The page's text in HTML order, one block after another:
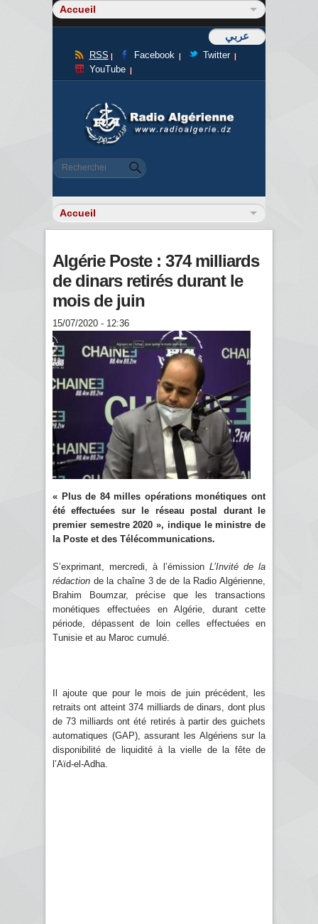
عربي
RSS Facebook
Twitter
YouTube
Formulaire de recherche
Rechercher
Algérie Poste : 374 milliards
de dinars retirés durant le
mois de juin
15/07/2020 - 12:36
« Plus de 84 milles opérations monétiques ont
été effectuées sur le réseau postal durant le
premier semestre 2020 », indique le ministre de
la Poste et des Télécommunications.
S’exprimant, mercredi, à l’émission L’Invité de la
rédaction de la chaîne 3 de de la Radio Algérienne,
Brahim Boumzar, précise que les transactions
monétiques effectuées en Algérie, durant cette
période, dépassent de loin celles effectuées en
Tunisie et au Maroc cumulé.
Il ajoute que pour le mois de juin précédent, les
retraits ont atteint 374 milliards de dinars, dont plus
de 73 milliards ont été retirés à partir des guichets
automatiques (GAP), assurant les Algériens sur la
disponibilité de liquidité à la vielle de la fête de
l’Aïd-el-Adha.